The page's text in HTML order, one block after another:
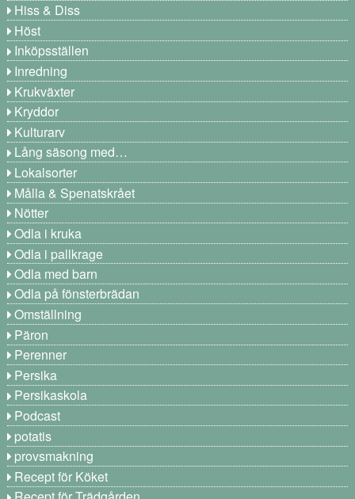
Hiss & Diss
Höst
Inköpsställen
Inredning
Krukväxter
Kryddor
Kulturarv
Lång säsong med…
Lokalsorter
Målla & Spenatskrået
Nötter
Odla i kruka
Odla i pallkrage
Odla med barn
Odla på fönsterbrädan
Omställning
Päron
Perenner
Persika
Persikaskola
Podcast
potatis
provsmakning
Recept för Köket